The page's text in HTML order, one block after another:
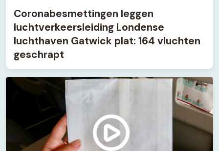
Coronabesmettingen leggen
luchtverkeersleiding Londense
luchthaven Gatwick plat: 164 vluchten
geschrapt